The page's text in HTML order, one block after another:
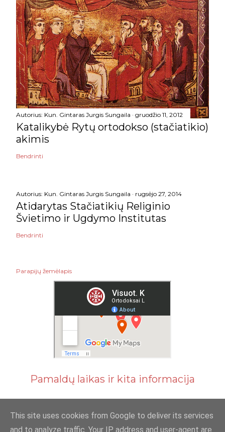
Autorius: Kun. Gintaras Jurgis Sungaila gruodžio 11, 2012
Katalikybė Rytų ortodokso (stačiatikio)
akimis
Bendrinti
Autorius: Kun. Gintaras Jurgis Sungaila rugsėjo 27, 2014
Atidarytas Stačiatikių Religinio
Švietimo ir Ugdymo Institutas
Bendrinti
Parapijų žemėlapis
Pamaldų laikas ir kita informacija
This site uses cookies from Google to deliver its services
and to analyze traffic. Your IP address and user-agent are